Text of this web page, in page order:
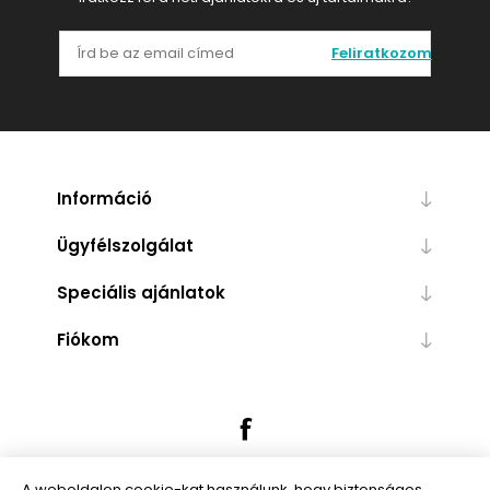
Feliratkozom
Információ
Ügyfélszolgálat
Speciális ajánlatok
Fiókom